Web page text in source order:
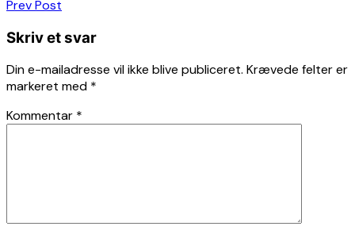
Indlægsnavigation
Prev Post
Skriv et svar
Din e-mailadresse vil ikke blive publiceret. Krævede felter er
markeret med *
Kommentar *